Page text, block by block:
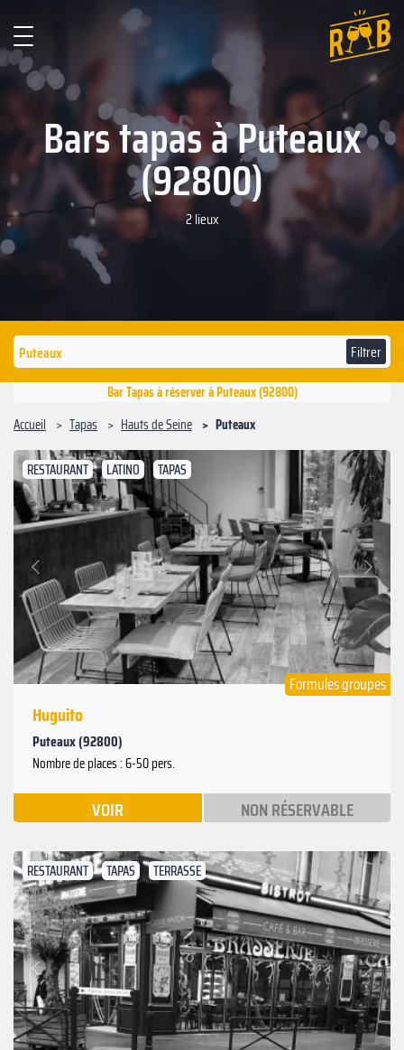
Bars tapas à Puteaux
(92800)
2 lieux
Filtrer
Bar Tapas à réserver à Puteaux (92800)
Accueil
Tapas Hauts de Seine Puteaux
RESTAURANT LATINO TAPAS
Précédent
Suivant
Formules groupes
Huguito
Puteaux (92800)
Nombre de places : 6-50 pers.
VOIR NON RÉSERVABLE
RESTAURANT TAPAS TERRASSE
Précédent
Suivant